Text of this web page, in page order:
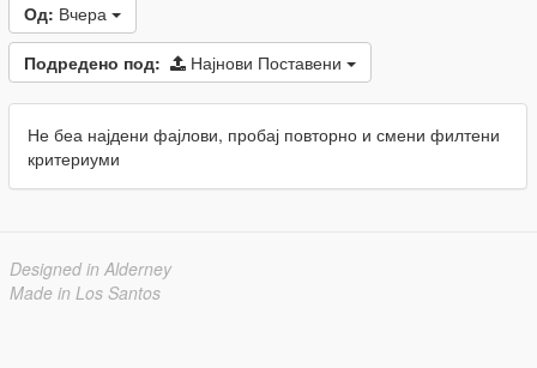
Од: Вчера
Подредено под: Најнови Поставени
Не беа најдени фајлови, пробај повторно и смени филтени
критериуми
Designed in Alderney
Made in Los Santos